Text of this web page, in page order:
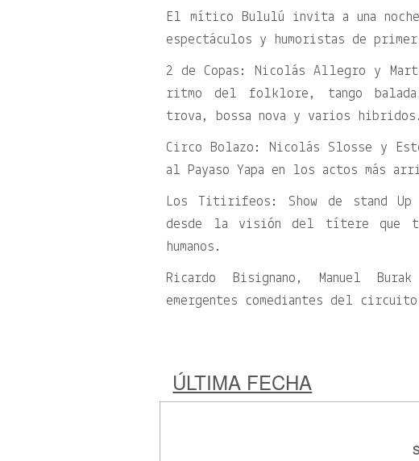
El mítico Bululú invita a una
espectáculos y humoristas de
2 de Copas: Nicolás Allegro y
ritmo del folklore, tango
trova, bossa nova y varios hibridos.
Circo Bolazo: Nicolás Slosse y
al Payaso Yapa en los actos más
Los Titirifeos: Show de stand Up
desde la visión del títere que
humanos.
Ricardo Bisignano, Manuel
emergentes comediantes del
ÚLTIMA FECHA